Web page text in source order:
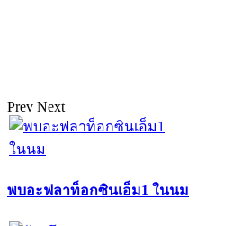
Prev Next
พบอะฟลาท็อกซินเอ็ม1 ในนม